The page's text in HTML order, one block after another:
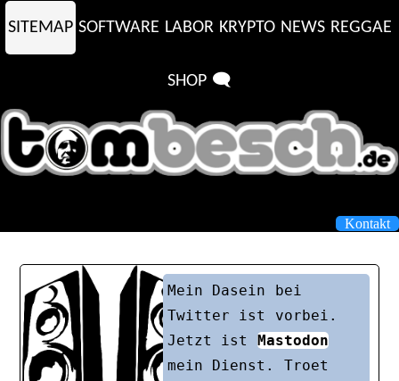
SITEMAP SOFTWARE LABOR KRYPTO NEWS REGGAE
SHOP 🗨️
Kontakt
Mein Dasein bei
Twitter ist vorbei.
Jetzt ist Mastodon
mein Dienst. Troet